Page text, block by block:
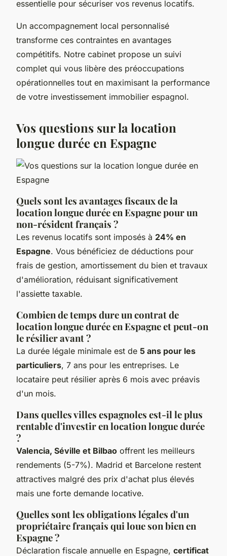
essentielle pour sécuriser vos revenus locatifs.
Un accompagnement local personnalisé
transforme ces contraintes en avantages
compétitifs. Notre cabinet propose un suivi
complet qui vous libère des préoccupations
opérationnelles tout en maximisant la performance
de votre investissement immobilier espagnol.
Vos questions sur la location
longue durée en Espagne
Quels sont les avantages fiscaux de la
location longue durée en Espagne pour un
non-résident français ?
Les revenus locatifs sont imposés à 24% en
Espagne. Vous bénéficiez de déductions pour
frais de gestion, amortissement du bien et travaux
d'amélioration, réduisant significativement
l'assiette taxable.
Combien de temps dure un contrat de
location longue durée en Espagne et peut-on
le résilier avant ?
La durée légale minimale est de 5 ans pour les
particuliers, 7 ans pour les entreprises. Le
locataire peut résilier après 6 mois avec préavis
d'un mois.
Dans quelles villes espagnoles est-il le plus
rentable d'investir en location longue durée
?
Valencia, Séville et Bilbao offrent les meilleurs
rendements (5-7%). Madrid et Barcelone restent
attractives malgré des prix d'achat plus élevés
mais une forte demande locative.
Quelles sont les obligations légales d'un
propriétaire français qui loue son bien en
Espagne ?
Déclaration fiscale annuelle en Espagne, certificat